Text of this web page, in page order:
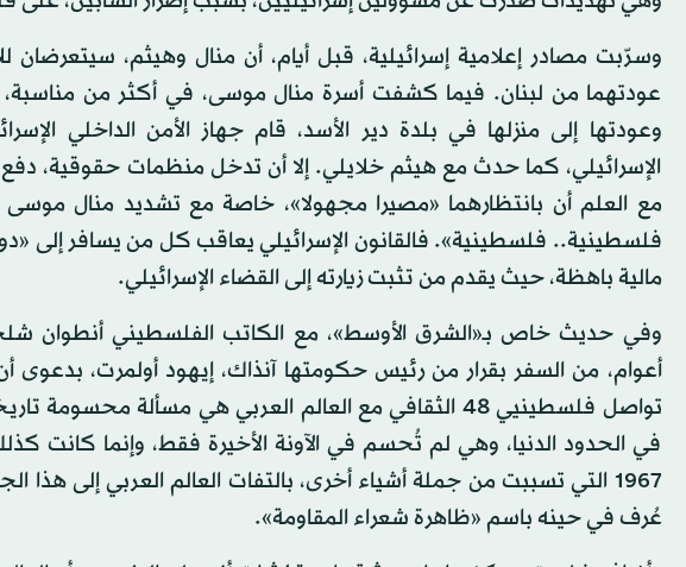
وسرّبت مصادر إعلامية إسرائيلية، قبل أيام، أن منال وهيثم، سيتعرضان
عودتهما من لبنان. فيما كشفت أسرة منال موسى، في أكثر من مناسبة،
وعودتها إلى منزلها في بلدة دير الأسد، قام جهاز الأمن الداخلي
الإسرائيلي، كما حدث مع هيثم خلايلي. إلا أن تدخل منظمات حقوقية،
مع العلم أن بانتظارهما «مصيرا مجهولا»، خاصة مع تشديد منال
مالية باهظة، حيث يقدم من تثبت زيارته إلى القضاء الإسرائيلي.
وفي حديث خاص بـ«الشرق الأوسط»، مع الكاتب الفلسطيني أنطوان
أعوام، من السفر بقرار من رئيس حكومتها آنذاك، إيهود أولمرت، بدعوى
تواصل فلسطينيي 48 الثقافي مع العالم العربي هي مسألة
1967 التي تسببت من جملة أشياء أخرى، بالتفات العالم العربي إلى
عُرف في حينه باسم «ظاهرة شعراء المقاومة».